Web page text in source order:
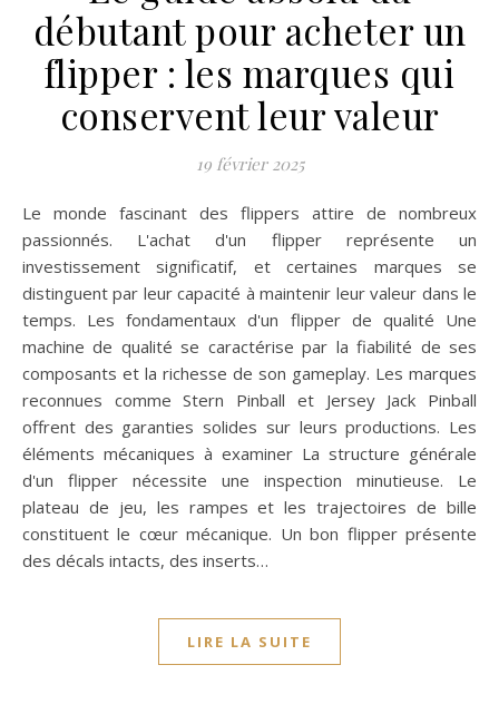
débutant pour acheter un
flipper : les marques qui
conservent leur valeur
19 février 2025
Le monde fascinant des flippers attire de nombreux
passionnés. L'achat d'un flipper représente un
investissement significatif, et certaines marques se
distinguent par leur capacité à maintenir leur valeur dans le
temps. Les fondamentaux d'un flipper de qualité Une
machine de qualité se caractérise par la fiabilité de ses
composants et la richesse de son gameplay. Les marques
reconnues comme Stern Pinball et Jersey Jack Pinball
offrent des garanties solides sur leurs productions. Les
éléments mécaniques à examiner La structure générale
d'un flipper nécessite une inspection minutieuse. Le
plateau de jeu, les rampes et les trajectoires de bille
constituent le cœur mécanique. Un bon flipper présente
des décals intacts, des inserts…
LIRE LA SUITE